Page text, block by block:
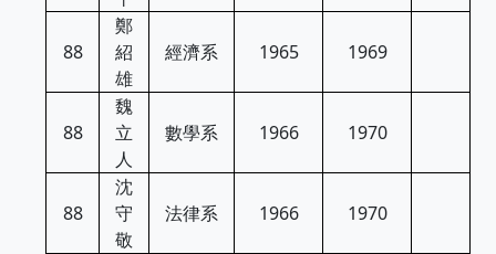
88
鄭
紹
雄
經濟系 1965 1969
88
魏
立
人
數學系 1966 1970
88
沈
守
敬
法律系 1966 1970